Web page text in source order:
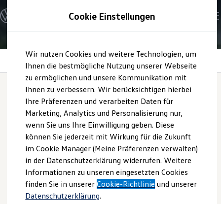
Hauptinhalt
springen
Footer
springen
Modelle und Konfigurator
Konfigurator
Modelle vergleichen
Elektroautos
ENERGY Sondermodelle
Nutzfahrzeuge
SUV und CUV
Familienautos
Kombis
Kompaktwagen
Sportwagen
Schnell verfügbare Fahrzeuge
Angebote und Produkte
Aktuelle Angebote
E-Auto-Förderung
Volkswagen Marktplatz
Die ENERGY Sondermodelle
Junge Gebrauchtwagen und Gebrauchtwagen
Volkswagen Zertifizierte Gebrauchtwagen
Elektromobilität bei Gebrauchtwagen
Panoramadach Smart Glas
Panoramadach Smart
Glas
Cookie Einstellungen
Wir nutzen Cookies und weitere Technologien, um
Ihnen die bestmögliche Nutzung unserer Webseite
zu ermöglichen und unsere Kommunikation mit
Ihnen zu verbessern. Wir berücksichtigen hierbei
Ihre Präferenzen und verarbeiten Daten für
Marketing, Analytics und Personalisierung nur,
wenn Sie uns Ihre Einwilligung geben. Diese
können Sie jederzeit mit Wirkung für die Zukunft
im Cookie Manager (Meine Präferenzen verwalten)
in der Datenschutzerklärung widerrufen. Weitere
Informationen zu unseren eingesetzten Cookies
finden Sie in unsererCookie-Richtlinie und unserer
Datenschutzerklärung.